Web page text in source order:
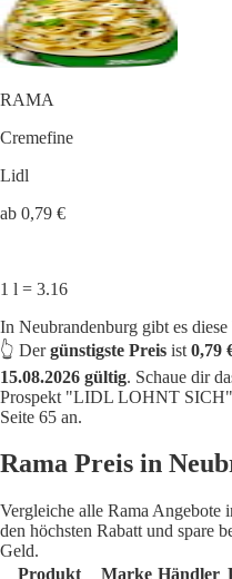
RAMA
Cremefine
Lidl
ab 0,79 €
1 l = 3.16
In Neubrandenburg gibt es
👆 Dergünstigste Preis ist 0,79
15.08.2026 gültig. Schaue dir
Prospekt "LIDL LOHNT
Seite 65 an.
Rama Preis in
Vergleiche alle Rama Angebote
den höchsten Rabatt und spare
Geld.
Produkt
Marke Händler